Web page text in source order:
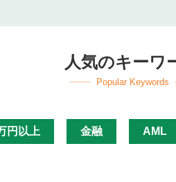
人気のキーワ
Popular Keywords
円以上 金融 AML